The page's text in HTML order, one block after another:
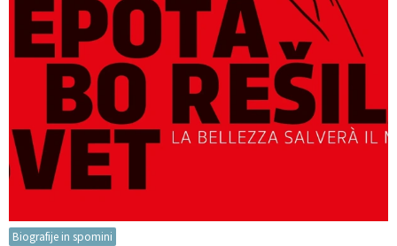
Biografije in spomini